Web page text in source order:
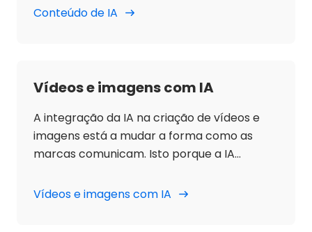
IA é clara: através de algoritmos complexos,
conteúdos originais, relevantes e
personalizados para cada cliente.
Conteúdo de IA
Vídeos e imagens com IA
A integração da IA na criação de vídeos e
imagens está a mudar a forma como as
marcas comunicam. Isto porque a IA
base nos interesses, comportamentos,
Vídeos e imagens com IA